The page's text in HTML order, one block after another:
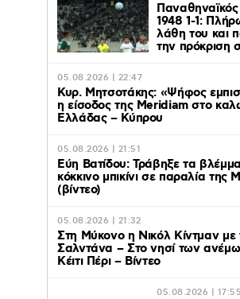
1948 1-1:
λάθη του και
την πρόκριση
05.08.2026 | 22:47
Κυρ. Μητσοτάκης: «Ψήφος
η είσοδος της Meridiam στο
Ελλάδας – Κύπρου
05.08.2026 | 21:51
Εύη Βατίδου: Τράβηξε τα
κόκκινο μπικίνι σε παραλία της
(βίντεο)
05.08.2026 | 21:32
Στη Μύκονο η Νικόλ Κίντμαν με
Σαλντάνα – Στο νησί των
Κέιτι Πέρι – Βίντεο
05.08.2026 | 17:55